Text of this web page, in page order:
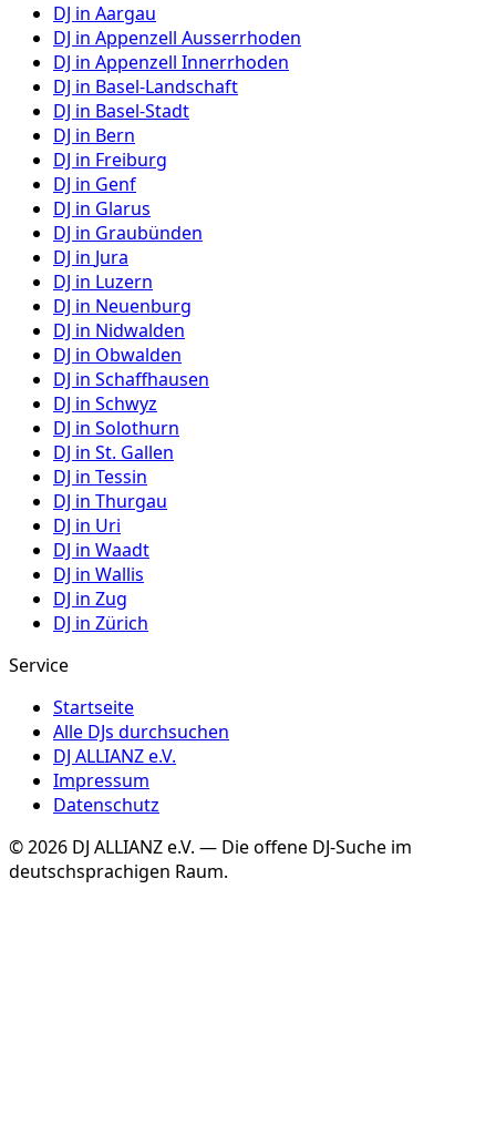
DJ in Aargau
DJ in Appenzell Ausserrhoden
DJ in Appenzell Innerrhoden
DJ in Basel-Landschaft
DJ in Basel-Stadt
DJ in Bern
DJ in Freiburg
DJ in Genf
DJ in Glarus
DJ in Graubünden
DJ in Jura
DJ in Luzern
DJ in Neuenburg
DJ in Nidwalden
DJ in Obwalden
DJ in Schaffhausen
DJ in Schwyz
DJ in Solothurn
DJ in St. Gallen
DJ in Tessin
DJ in Thurgau
DJ in Uri
DJ in Waadt
DJ in Wallis
DJ in Zug
DJ in Zürich
Service
Startseite
Alle DJs durchsuchen
DJ ALLIANZ e.V.
Impressum
Datenschutz
©2026 DJ ALLIANZ e.V. — Die offene DJ-Suche im
deutschsprachigen Raum.